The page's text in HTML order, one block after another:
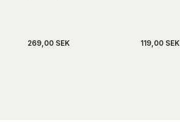
269,00 SEK 119,00 SEK